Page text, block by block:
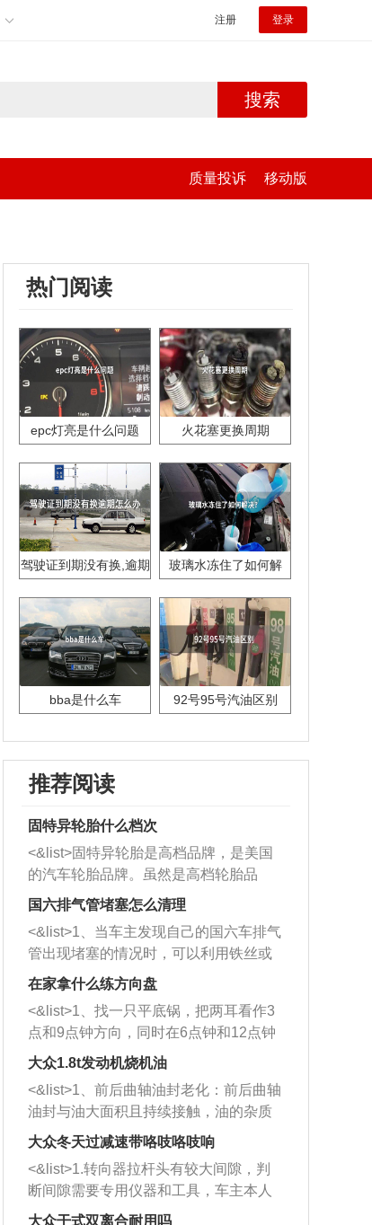
注册 登录
搜索
质量投诉 移动版
热门阅读
epc灯亮是什么问题 火花塞更换周期
驾驶证到期没有换,逾期
玻璃水冻住了如何解
bba是什么车 92号95号汽油区别
推荐阅读
固特异轮胎什么档次
<&list>固特异轮胎是高档品牌，是美国
的汽车轮胎品牌。虽然是高档轮胎品
牌，但是中高低端的轮胎都有生产，这
也是为了更好的开拓市场。
国六排气管堵塞怎么清理
<&list>1、当车主发现自己的国六车排气
管出现堵塞的情况时，可以利用铁丝或
者是细棍，直接将杂物给取出来，如果
堵塞情况比较严重，也可以采取应急措
施。 <&list>2、直接利用木棍将所有的
杂物推到排气管里面的位置处，然后将
三元催化器拆解开，就可以将堵塞的东
西取出来。但如果是因为积碳过多引起
的堵塞，就需要将三元催化器泡在草酸
洗剂对堵塞的情况得到解决，将清洗剂
放在燃油箱中，与燃油混合后，车辆启
动时，就可以和汽油一起进入到燃烧
室，最后形成废气排出，就可以让三元
在家拿什么练方向盘
<&list>1、找一只平底锅，把两耳看作3
点和9点钟方向，同时在6点钟和12点钟
方向做一个标记。 <&list>2、双手握住
一圈半的练习，往右同样也要打相同的
圈数。 <&list>3、最后强调要反复练
习，这样就可以形成肌肉记忆，在真实
驾驶车辆时，不需要记忆也能打好方
向。
大众1.8t发动机烧机油
<&list>1、前后曲轴油封老化：前后曲轴
油封与油大面积且持续接触，油的杂质
和发动机内持续温度变化使其密封效果
逐渐减弱，导致渗油或漏油。<&list>2、
活塞间隙过大：积碳会使活塞环与缸体
的间隙扩大，导致机油流入燃烧室中，
造成烧机油。<&list>3、机油粘度。使用
大众冬天过减速带咯吱咯吱响
<&list>1.转向器拉杆头有较大间隙，判
断间隙需要专用仪器和工具，车主本人
无法制作，需要将车辆送到修理厂或4s
大众干式双离合耐用吗